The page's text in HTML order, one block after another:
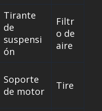
Tirante
de
suspensi
ón
Filtr
o de
aire
Soporte
de motor
Tire